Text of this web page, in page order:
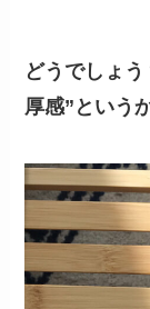
どうでしょ
厚感”という